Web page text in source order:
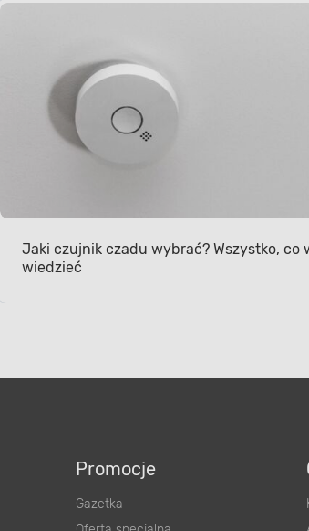
Jaki czujnik czadu wybrać? Wszystko, co
wiedzieć
Promocje
Gazetka